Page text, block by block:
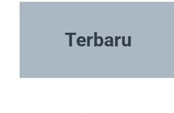
Terbaru